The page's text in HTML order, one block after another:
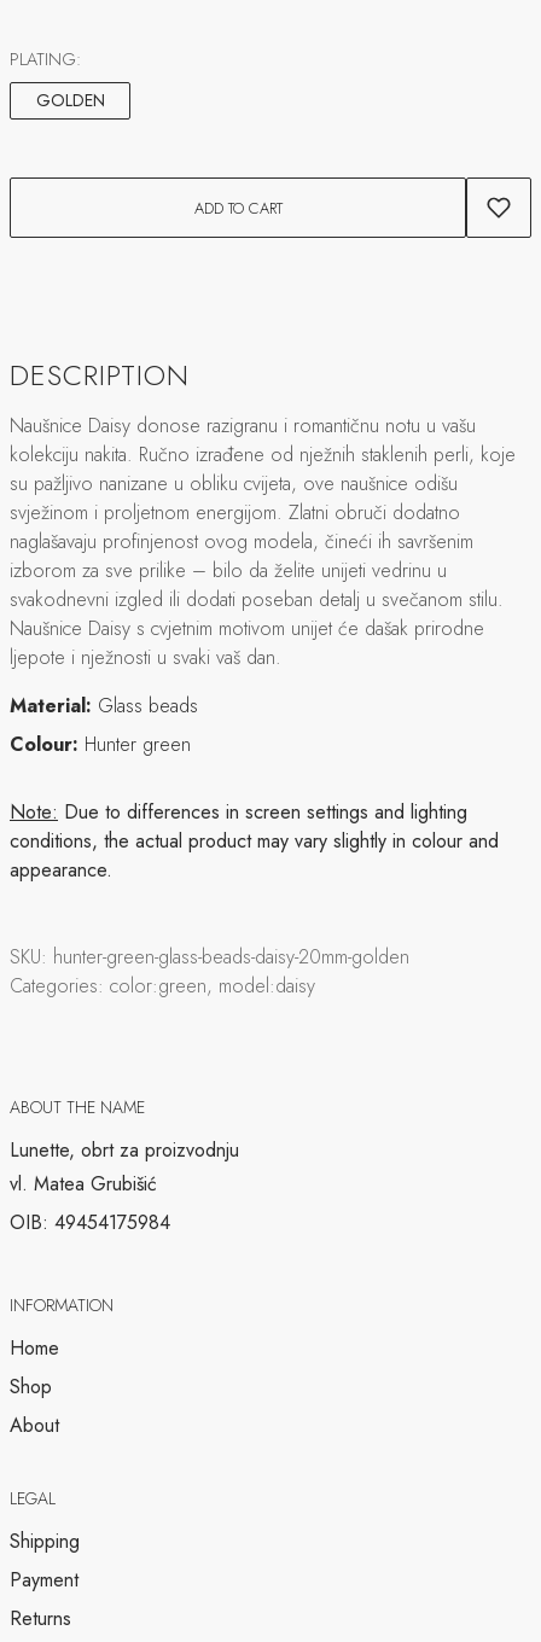
PLATING:
GOLDEN
ADD TO CART
DESCRIPTION
Naušnice Daisy donose razigranu i romantičnu notu u vašu
kolekciju nakita. Ručno izrađene od nježnih staklenih perli, koje
su pažljivo nanizane u obliku cvijeta, ove naušnice odišu
svježinom i proljetnom energijom. Zlatni obruči dodatno
naglašavaju profinjenost ovog modela, čineći ih savršenim
izborom za sve prilike – bilo da želite unijeti vedrinu u
svakodnevni izgled ili dodati poseban detalj u svečanom stilu.
Naušnice Daisy s cvjetnim motivom unijet će dašak prirodne
ljepote i nježnosti u svaki vaš dan.
Material: Glass beads
Colour: Hunter green
Note: Due to differences in screen settings and lighting
conditions, the actual product may vary slightly in colour and
appearance.
SKU: hunter-green-glass-beads-daisy-20mm-golden
Categories: color:green, model:daisy
ABOUT THE NAME
Lunette, obrt za proizvodnju
vl. Matea Grubišić
OIB: 49454175984
INFORMATION
Home
Shop
About
LEGAL
Shipping
Payment
Returns